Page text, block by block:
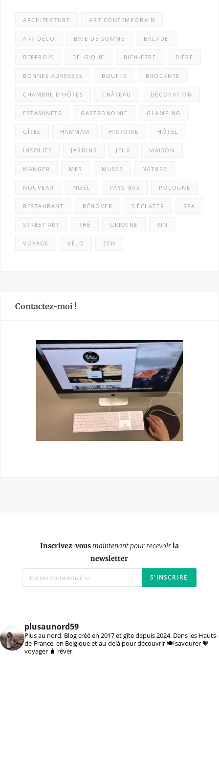
ARCHITECTURE ART CONTEMPORAIN
ART DÉCO BAIE DE SOMME BALADE
BEFFROIS BELGIQUE BIEN-ÊTRE BIÈRE
BONNES ADRESSES BOUFFE BROCANTE
CHAMBRE D'HÔTES CHÂTEAU DÉCORATION
ESTAMINETS GASTRONOMIE GLAMPING
GÎTES HAMMAM HISTOIRE HÔTEL
INSOLITE JARDINS JEUX MAISON
MANGER MER MUSÉE NATURE
NOUVEAU NOËL PAYS-BAS POLOGNE
RESTAURANT RÉNOVER S'ÉCLATER SPA
STREET ART THÉ UKRAINE VIN
VOYAGE VÉLO ZEN
Contactez-moi !
Inscrivez-vousmaintenant pour recevoirla
newsletter
plusaunord59
Plus au nord, Blog créé en 2017 et gîte depuis 2024. Dans les Hauts-
de-France, en Belgique et au-delà pour découvrir 🍽️ savourer 🧡
voyager 🧳 rêver